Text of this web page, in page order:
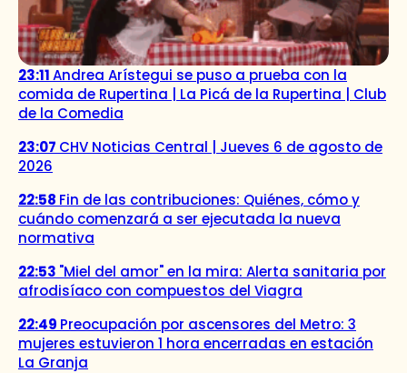
23:11Andrea Arístegui se puso a prueba con la
comida de Rupertina | La Picá de la Rupertina | Club
de la Comedia
23:07 CHV Noticias Central | Jueves 6 de agosto de
2026
22:58 Fin de las contribuciones: Quiénes, cómo y
cuándo comenzará a ser ejecutada la nueva
normativa
22:53 "Miel del amor" en la mira: Alerta sanitaria por
afrodisíaco con compuestos del Viagra
22:49 Preocupación por ascensores del Metro: 3
mujeres estuvieron 1 hora encerradas en estación
La Granja